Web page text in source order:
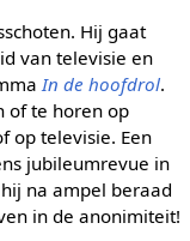
Hij gaat
van televisie en
In de hoofdrol.
of te horen op
op televisie. Een
jubileumrevue in
na ampel beraad
in de anonimiteit!